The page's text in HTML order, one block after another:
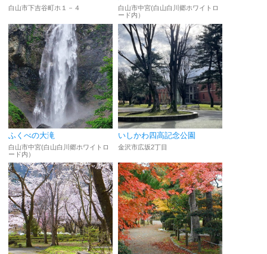
白山市下吉谷町ホ１－４
白山市中宮(白山白川郷ホワイトロ
ード内）
ふくべの大滝
白山市中宮(白山白川郷ホワイトロ
ード内）
いしかわ四高記念公園
金沢市広坂2丁目